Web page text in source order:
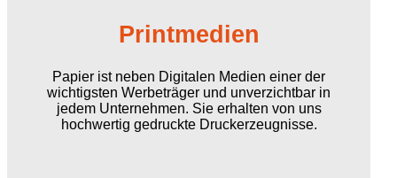
Printmedien
Papier ist neben Digitalen Medien einer der
wichtigsten Werbeträger und unverzichtbar in
jedem Unternehmen. Sie erhalten von uns
hochwertig gedruckte Druckerzeugnisse.